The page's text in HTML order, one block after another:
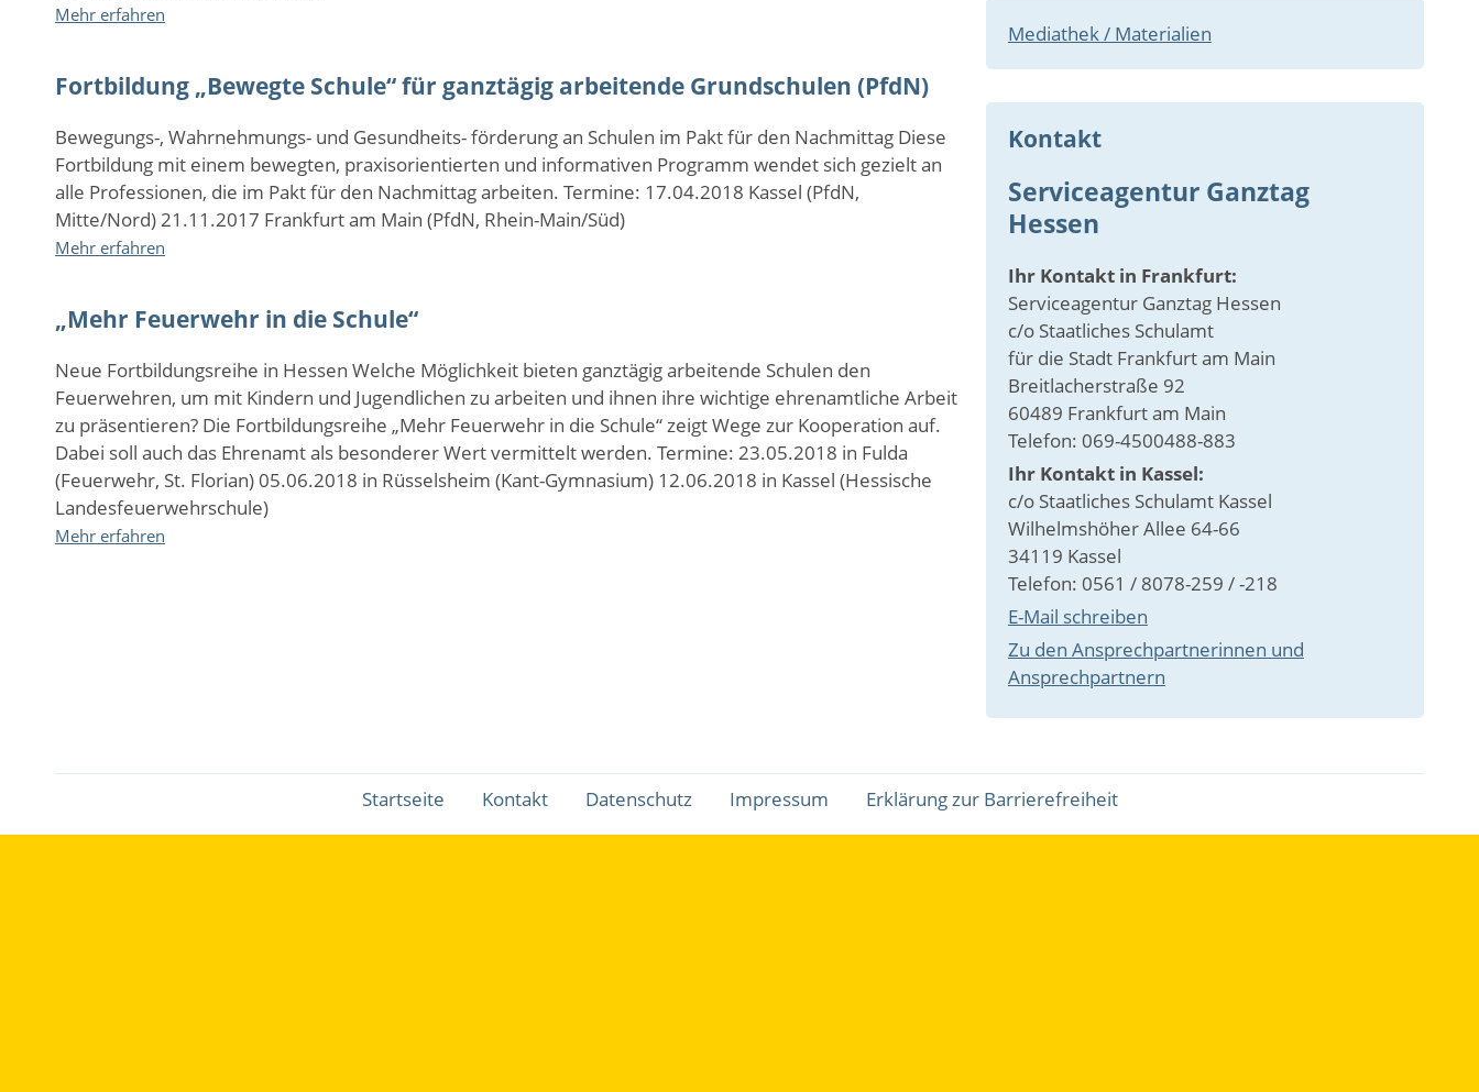
Mehr erfahren
den
Fachtag
„Ganz
bewegt!“
geschlossen
Fortbildung „Bewegte Schule“ für ganztägig arbeitende Grundschulen (PfdN)
Bewegungs-, Wahrnehmungs- und Gesundheits- förderung an Schulen im Pakt für den Nachmittag Diese
Fortbildung mit einem bewegten, praxisorientierten und informativen Programm wendet sich gezielt an
alle Professionen, die im Pakt für den Nachmittag arbeiten. Termine: 17.04.2018 Kassel (PfdN,
Mitte/Nord) 21.11.2017 Frankfurt am Main (PfdN, Rhein-Main/Süd)
Mehr erfahren
Schule“
ganztägig
arbeitende
Grundschulen
(PfdN)
„Mehr Feuerwehr in die Schule“
Neue Fortbildungsreihe in Hessen Welche Möglichkeit bieten ganztägig arbeitende Schulen den
Feuerwehren, um mit Kindern und Jugendlichen zu arbeiten und ihnen ihre wichtige ehrenamtliche Arbeit
zu präsentieren? Die Fortbildungsreihe „Mehr Feuerwehr in die Schule“ zeigt Wege zur Kooperation auf.
Dabei soll auch das Ehrenamt als besonderer Wert vermittelt werden. Termine: 23.05.2018 in Fulda
(Feuerwehr, St. Florian) 05.06.2018 in Rüsselsheim (Kant-Gymnasium) 12.06.2018 in Kassel (Hessische
Landesfeuerwehrschule)
Mehr erfahren
Mediathek / Materialien
Kontakt
Serviceagentur Ganztag
Hessen
Ihr Kontakt in Frankfurt:
Serviceagentur Ganztag Hessen
c/o Staatliches Schulamt
für die Stadt Frankfurt am Main
Breitlacherstraße 92
60489 Frankfurt am Main
Telefon: 069-4500488-883
Ihr Kontakt in Kassel:
c/o Staatliches Schulamt Kassel
Wilhelmshöher Allee 64-66
34119 Kassel
Telefon: 0561 / 8078-259 / -218
E-Mail schreiben
Zu den Ansprechpartnerinnen und
Ansprechpartnern
Startseite Kontakt Datenschutz Impressum Erklärung zur Barrierefreiheit